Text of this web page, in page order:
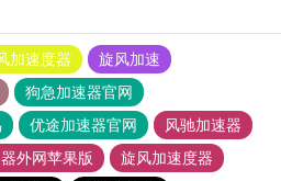
加速度器
旋风加速
狗急加速器官网
优途加速器官网
风驰加速器
外网苹果版
旋风加速度器